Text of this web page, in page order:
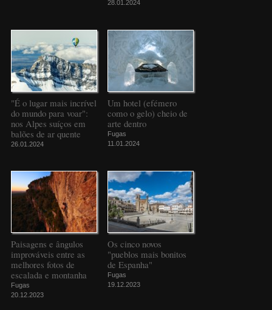
28.01.2024
"É o lugar mais incrível
do mundo para voar":
nos Alpes suíços em
balões de ar quente
26.01.2024
Um hotel (efémero
como o gelo) cheio de
arte dentro
Fugas
11.01.2024
Paisagens e ângulos
improváveis entre as
melhores fotos de
escalada e montanha
Fugas
20.12.2023
Os cinco novos
"pueblos mais bonitos
de Espanha"
Fugas
19.12.2023